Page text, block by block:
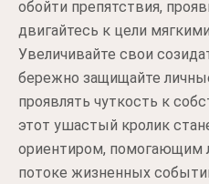
обойти препятствия,
двигайтесь к цели
Увеличивайте свои
бережно защищайте
проявлять чуткость к
этот ушастый кролик
ориентиром, помогающим
потоке жизненных